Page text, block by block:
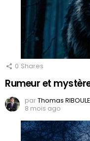
0 Shares
Rumeur et
parThomas
8 mois ago